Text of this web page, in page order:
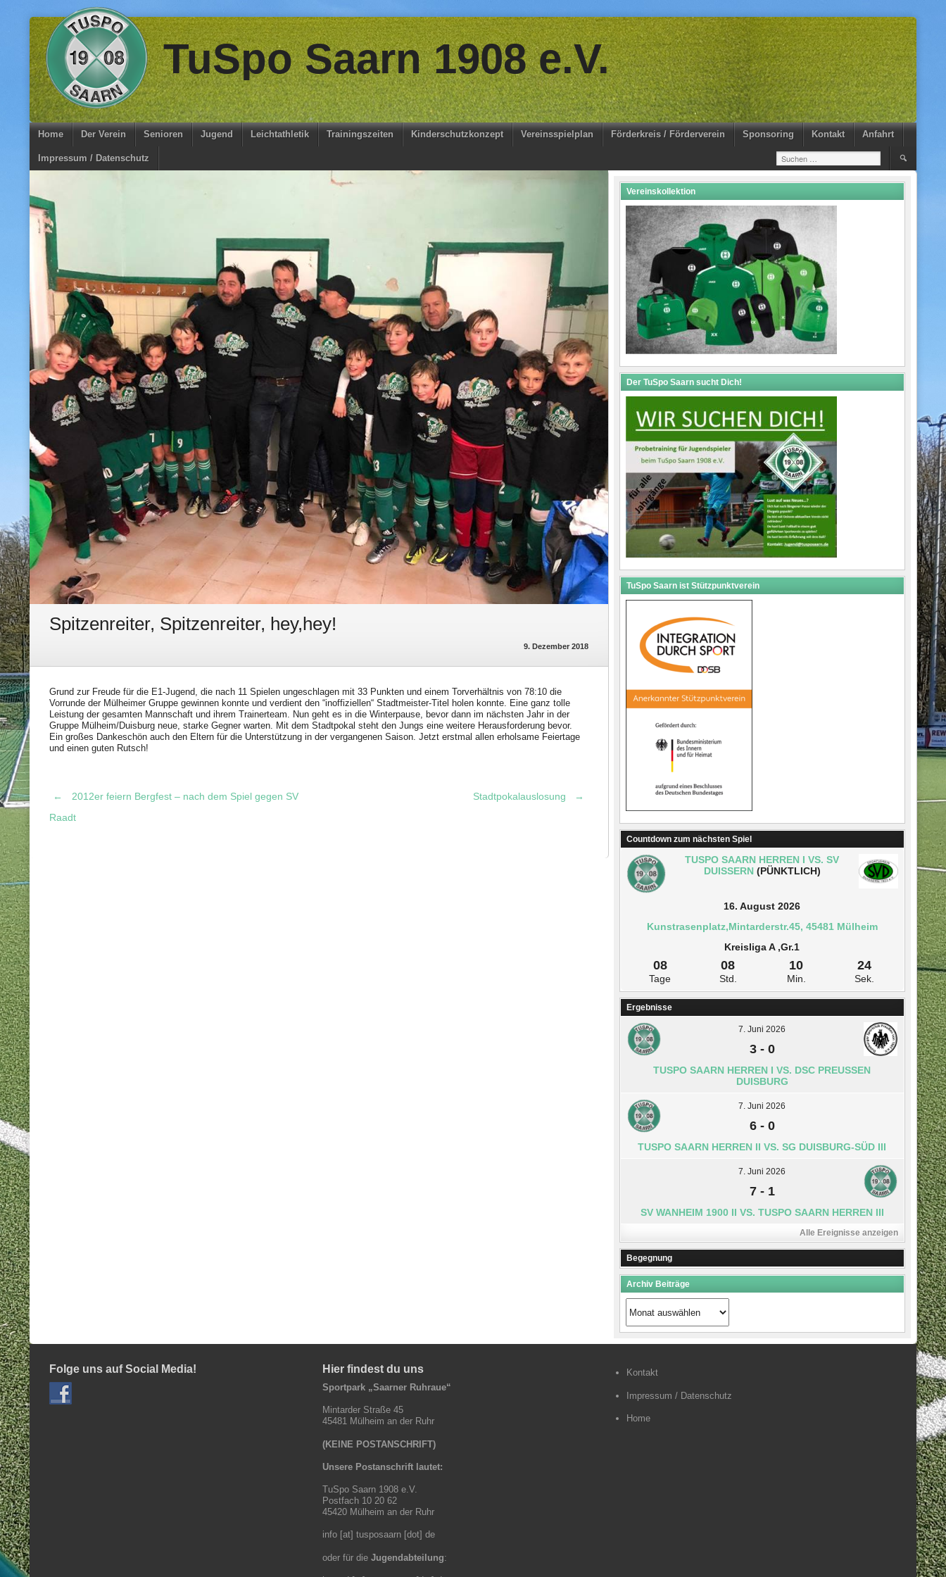
Skip
to
content
TuSpo Saarn 1908 e.V.
Home Der Verein Senioren Jugend Leichtathletik Trainingszeiten Kinderschutzkonzept Vereinsspielplan Förderkreis / Förderverein Sponsoring Kontakt Anfahrt
Impressum / Datenschutz
Suchen
Spitzenreiter, Spitzenreiter, hey,hey!
9. Dezember 2018
Grund zur Freude für die E1-Jugend, die nach 11 Spielen ungeschlagen mit 33 Punkten und einem Torverhältnis von 78:10 die
Vorrunde der Mülheimer Gruppe gewinnen konnte und verdient den “inoffiziellen“ Stadtmeister-Titel holen konnte. Eine ganz tolle
Leistung der gesamten Mannschaft und ihrem Trainerteam. Nun geht es in die Winterpause, bevor dann im nächsten Jahr in der
Gruppe Mülheim/Duisburg neue, starke Gegner warten. Mit dem Stadtpokal steht den Jungs eine weitere Herausforderung bevor.
Ein großes Dankeschön auch den Eltern für die Unterstützung in der vergangenen Saison. Jetzt erstmal allen erholsame Feiertage
und einen guten Rutsch!
Post
←
2012er feiern Bergfest – nach dem Spiel gegen SV
Raadt
Stadtpokalauslosung →
Vereinskollektion
Der TuSpo Saarn sucht Dich!
TuSpo Saarn ist Stützpunktverein
Countdown zum nächsten Spiel
TUSPO SAARN HERREN I VS. SV
DUISSERN(PÜNKTLICH)
16. August 2026
Kunstrasenplatz,Mintarderstr.45, 45481 Mülheim
Kreisliga A ,Gr.1
08
Tage
08
Std.
10
Min.
23
Sek.
Ergebnisse
7. Juni 2026
3- 0
TUSPO SAARN HERREN I VS. DSC PREUSSEN D
UISBURG
7. Juni 2026
6- 0
TUSPO SAARN HERREN II VS. SG DUISBURG-SÜD III
7. Juni 2026
7- 1
SV WANHEIM 1900 II VS. TUSPO SAARN HERREN III
Alle Ereignisse anzeigen
Begegnung
Archiv Beiträge
Archiv
Beiträge
Folge uns auf Social Media! Hier findest du uns
Sportpark „Saarner Ruhraue“
Mintarder Straße 45
45481 Mülheim an der Ruhr
(KEINE POSTANSCHRIFT)
Unsere Postanschrift lautet:
TuSpo Saarn 1908 e.V.
Postfach 10 20 62
45420 Mülheim an der Ruhr
info [at] tusposaarn [dot] de
oder für die Jugendabteilung:
Kontakt
Impressum / Datenschutz
Home